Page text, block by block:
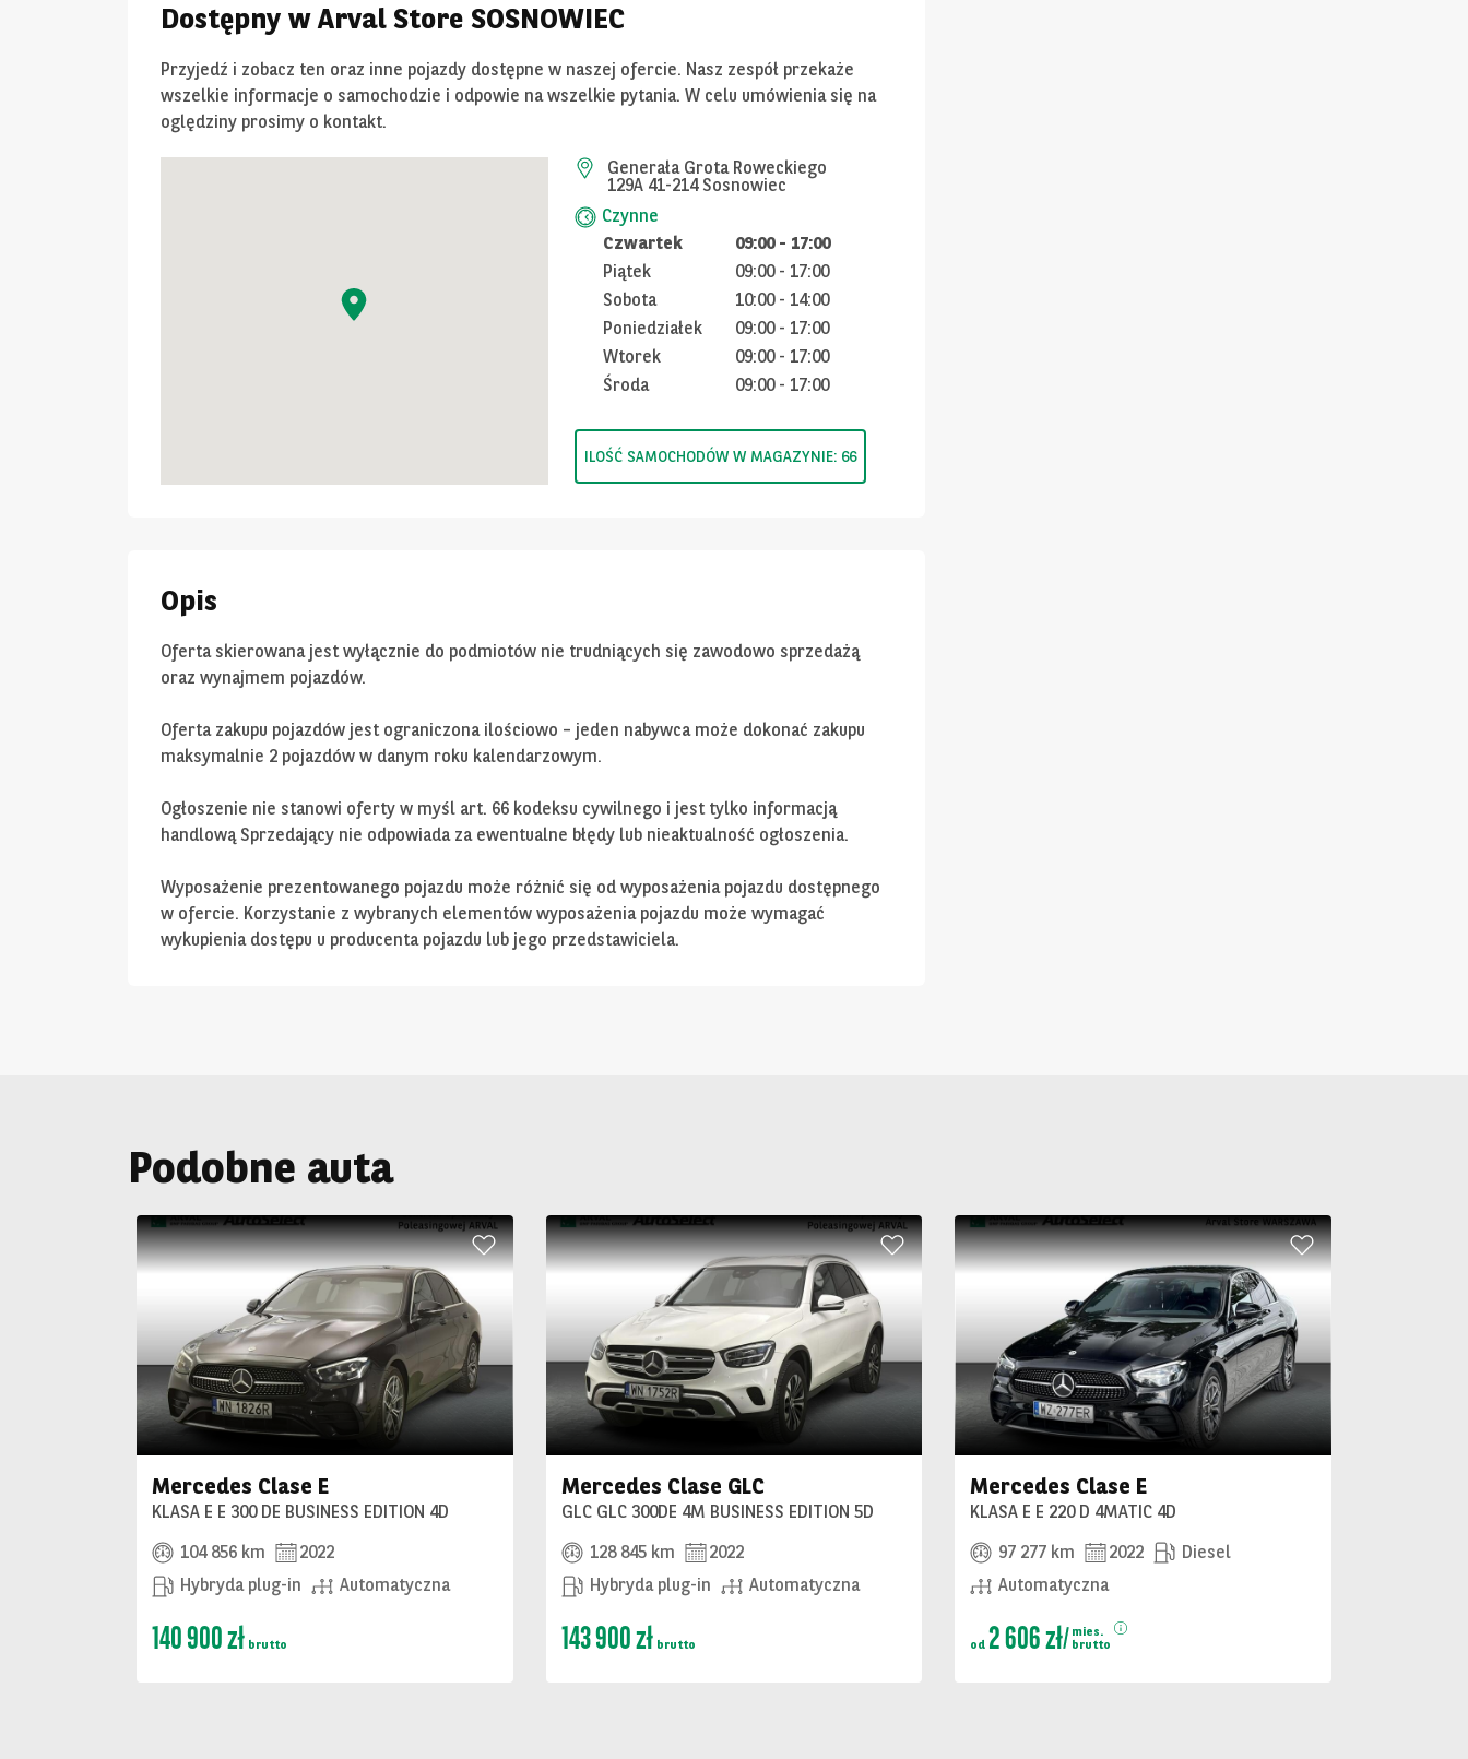
Dostępny w Arval Store SOSNOWIEC
Przyjedź i zobacz ten oraz inne pojazdy dostępne w naszej ofercie. Nasz zespół przekaże
wszelkie informacje o samochodzie i odpowie na wszelkie pytania. W celu umówienia się na
oględziny prosimy o kontakt.
Generała Grota Roweckiego
129A 41-214 Sosnowiec
Czynne
Czwartek
09:00- 17:00
Piątek
09:00- 17:00
Sobota
10:00- 14:00
Poniedziałek
09:00- 17:00
Wtorek
09:00- 17:00
Środa
09:00- 17:00
ILOŚĆ SAMOCHODÓW W MAGAZYNIE: 66
Opis
Oferta skierowana jest wyłącznie do podmiotów nie trudniących się zawodowo sprzedażą
oraz wynajmem pojazdów.
Oferta zakupu pojazdów jest ograniczona ilościowo – jeden nabywca może dokonać zakupu
maksymalnie 2 pojazdów w danym roku kalendarzowym.
Ogłoszenie nie stanowi oferty w myśl art. 66 kodeksu cywilnego i jest tylko informacją
handlową Sprzedający nie odpowiada za ewentualne błędy lub nieaktualność ogłoszenia.
Wyposażenie prezentowanego pojazdu może różnić się od wyposażenia pojazdu dostępnego
w ofercie. Korzystanie z wybranych elementów wyposażenia pojazdu może wymagać
wykupienia dostępu u producenta pojazdu lub jego przedstawiciela.
Podobne auta
Mercedes Clase E
KLASA E E 300 DE BUSINESS EDITION 4D
104 856 km
2022
Hybryda plug-in
Automatyczna
140 900 zł brutto
Mercedes Clase GLC
GLC GLC 300DE 4M BUSINESS EDITION 5D
128 845 km
2022
Hybryda plug-in
Automatyczna
143 900 zł brutto
Mercedes Clase E
KLASA E E 220 D 4MATIC 4D
97 277 km
2022
Diesel
Automatyczna
od 2 606 zł
mies.
brutto